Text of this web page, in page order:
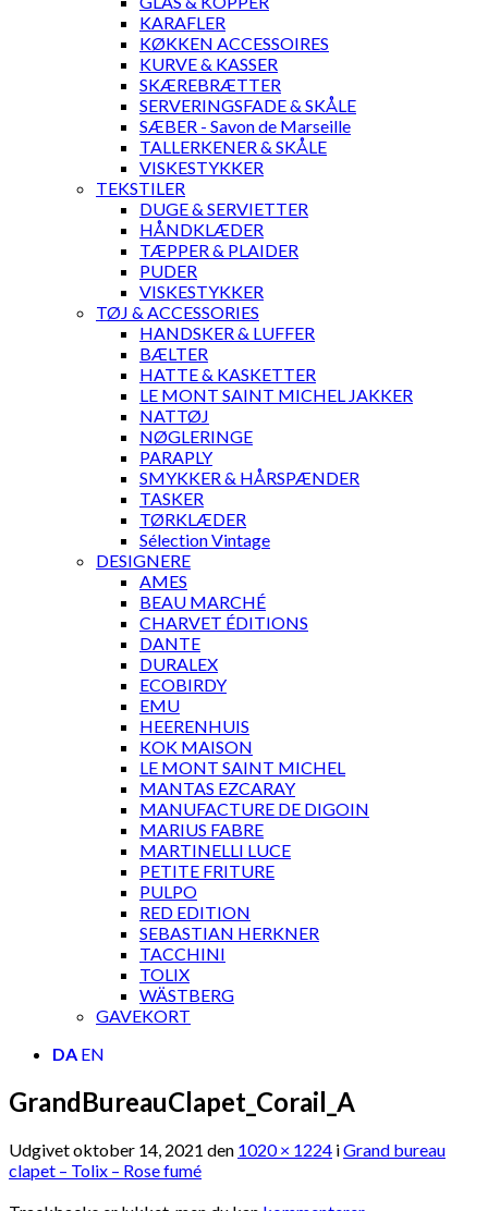
KARAFLER
KØKKEN ACCESSOIRES
KURVE & KASSER
SKÆREBRÆTTER
SERVERINGSFADE & SKÅLE
SÆBER - Savon de Marseille
TALLERKENER & SKÅLE
VISKESTYKKER
TEKSTILER
DUGE & SERVIETTER
HÅNDKLÆDER
TÆPPER & PLAIDER
PUDER
VISKESTYKKER
TØJ & ACCESSORIES
HANDSKER & LUFFER
BÆLTER
HATTE & KASKETTER
LE MONT SAINT MICHEL JAKKER
NATTØJ
NØGLERINGE
PARAPLY
SMYKKER & HÅRSPÆNDER
TASKER
TØRKLÆDER
Sélection Vintage
DESIGNERE
AMES
BEAU MARCHÉ
CHARVET ÉDITIONS
DANTE
DURALEX
ECOBIRDY
EMU
HEERENHUIS
KOK MAISON
LE MONT SAINT MICHEL
MANTAS EZCARAY
MANUFACTURE DE DIGOIN
MARIUS FABRE
MARTINELLI LUCE
PETITE FRITURE
PULPO
RED EDITION
SEBASTIAN HERKNER
TACCHINI
TOLIX
WÄSTBERG
GAVEKORT
DA EN
GrandBureauClapet_Corail_A
Udgivetoktober 14, 2021 den 1020 × 1224 iGrand bureau
clapet – Tolix – Rose fumé